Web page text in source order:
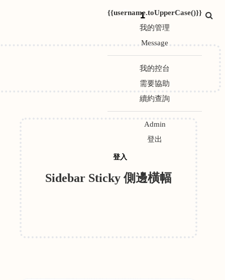
{{username.toUpperCase()}}
我的管理
Message
我的控台
需要協助
續約查詢
Admin
登出
登入
1
Sidebar Sticky 側邊橫幅